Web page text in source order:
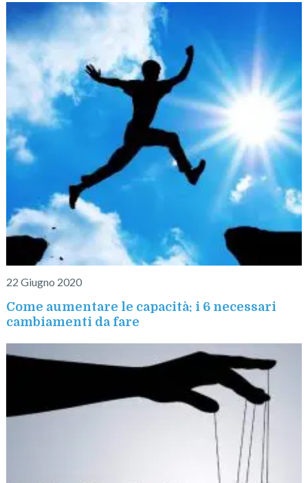
22 Giugno 2020
Come aumentare le capacità: i 6 necessari
cambiamenti da fare